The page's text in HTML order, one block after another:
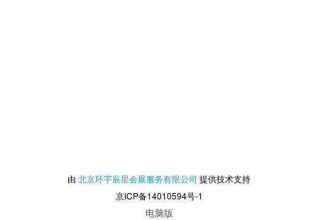
由 北京环宇辰星会展服务有限公司 提供技术支持
京ICP备14010594号-1
电脑版